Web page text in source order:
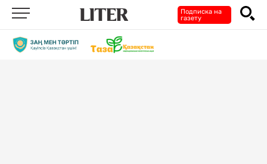
Подписка на
газету